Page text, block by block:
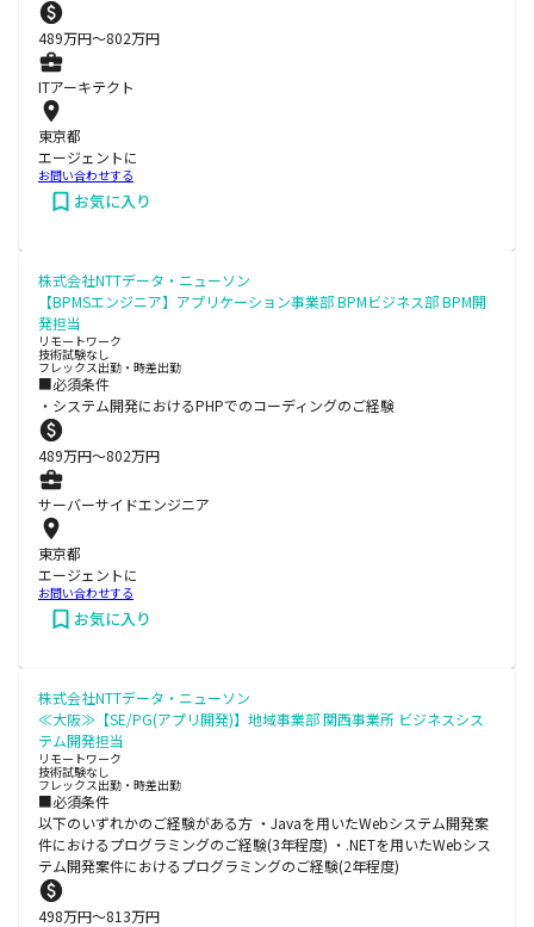
489万円〜802万円
ITアーキテクト
東京都
エージェントに
お問い合わせする
お気に入り
株式会社NTTデータ・ニューソン
【BPMSエンジニア】アプリケーション事業部 BPMビジネス部 BPM開
発担当
リモートワーク
技術試験なし
フレックス出勤・時差出勤
■必須条件
・システム開発におけるPHPでのコーディングのご経験
489万円〜802万円
サーバーサイドエンジニア
東京都
エージェントに
お問い合わせする
お気に入り
株式会社NTTデータ・ニューソン
≪大阪≫【SE/PG(アプリ開発)】地域事業部 関西事業所 ビジネスシス
テム開発担当
リモートワーク
技術試験なし
フレックス出勤・時差出勤
■必須条件
以下のいずれかのご経験がある方 ・Javaを用いたWebシステム開発案
件におけるプログラミングのご経験(3年程度) ・.NETを用いたWebシス
テム開発案件におけるプログラミングのご経験(2年程度)
498万円〜813万円